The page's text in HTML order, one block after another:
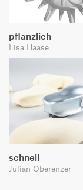
pflanzlich
Lisa Haase
schnell
Julian Oberenzer